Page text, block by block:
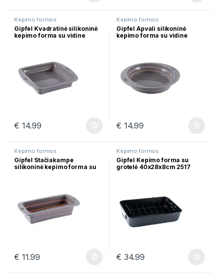
Kepimo formos
Gipfel Kvadratinė silikoninė
kepimo forma su vidine
€ 14.99
Kepimo formos
Gipfel Apvali silikoninė
kepimo forma su vidine
€ 14.99
Kepimo formos
Gipfel Stačiakampe
silikoninė kepimo forma su
€ 11.99
Kepimo formos
Gipfel Kepimo forma su
grotelė 40x28x8cm 2517
€ 34.99